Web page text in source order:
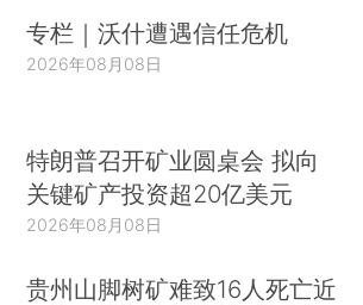
专栏｜沃什遭遇信任危机
2026年08月08日
特朗普召开矿业圆桌会 拟向
关键矿产投资超20亿美元
2026年08月08日
贵州山脚树矿难致16人死亡近